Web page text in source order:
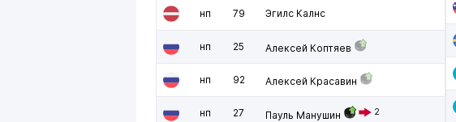
нп 79 Эгилс Калнс
нп 25 Алексей Коптяев
нп 92 Алексей Красавин
нп 27 Пауль Манушин 2